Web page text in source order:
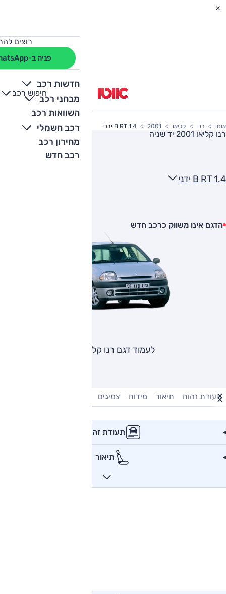
רוצים
פניה ב-WhatsApp
חדשות רכב
מבחני רכב
השוואות רכב
רכב חשמלי
מחירון רכב
רכב חדש
חיפוש רכב
+
-
אוטו רנו קליאו 2001 B RT 1.4 ידני
רנו קליאו 2001 יד שניה
B RT 1.4 ידני
הדגם אינו משווק כרכב חדש
לעמוד דגם רנו קליאו
תעודת זהות תיאור מידות צמיגים
תעודת זהות
תיאור